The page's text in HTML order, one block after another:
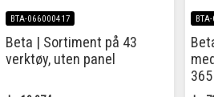
BTA-066000417
Beta | Sortiment på 43
verktøy, uten panel
365